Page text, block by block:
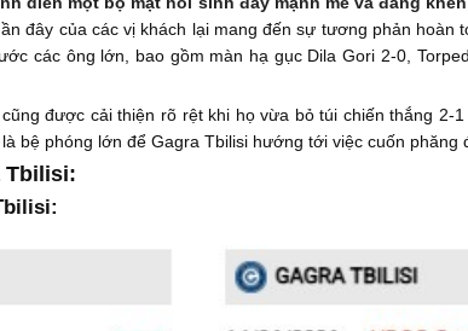
đây của các vị khách lại mang đến sự tương phản hoàn
các ông lớn, bao gồm màn hạ gục Dila Gori 2-0,
được cải thiện rõ rệt khi họ vừa bỏ túi chiến thắng 2-
bệ phóng lớn để Gagra Tbilisi hướng tới việc cuốn phăng
Tbilisi: